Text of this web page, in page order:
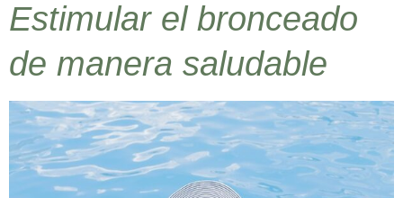
Estimular el bronceado
de manera saludable